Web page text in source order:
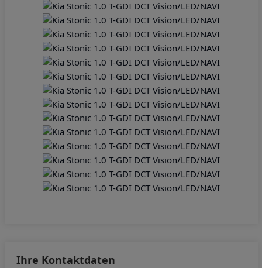
Ihre Kontaktdaten